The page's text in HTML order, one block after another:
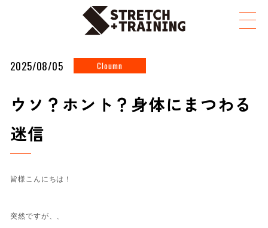
ウソ？ホント？身体にまつわる迷信
2025/08/05 Cloumn
ウソ？ホント？身体にまつわる
迷信
皆様こんにちは！
突然ですが、、